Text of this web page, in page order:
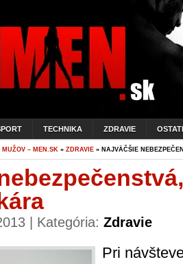
TECHNIKA ZDRAVIE
MUŽOV – MEN.SK » ZDRAVIE » NAJVÄČŠIE
| Kategória: Zdravie
Pri